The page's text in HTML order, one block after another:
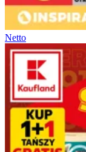
Netto